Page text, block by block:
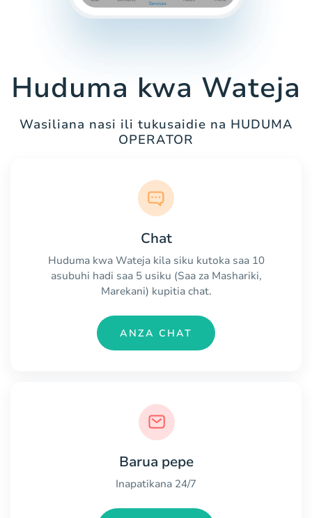
Huduma kwa Wateja
Wasiliana nasi ili tukusaidie na HUDUMA
OPERATOR
Chat
Huduma kwa Wateja kila siku kutoka saa 10
asubuhi hadi saa 5 usiku (Saa za Mashariki,
Marekani) kupitia chat.
ANZA CHAT
Barua pepe
Inapatikana 24/7